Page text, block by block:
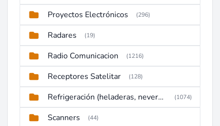
Proyectos Electrónicos (296)
Radares (19)
Radio Comunicacion (1216)
Receptores Satelitar (128)
Refrigeración (heladeras, neveras, congeladores) (1074)
Scanners (44)